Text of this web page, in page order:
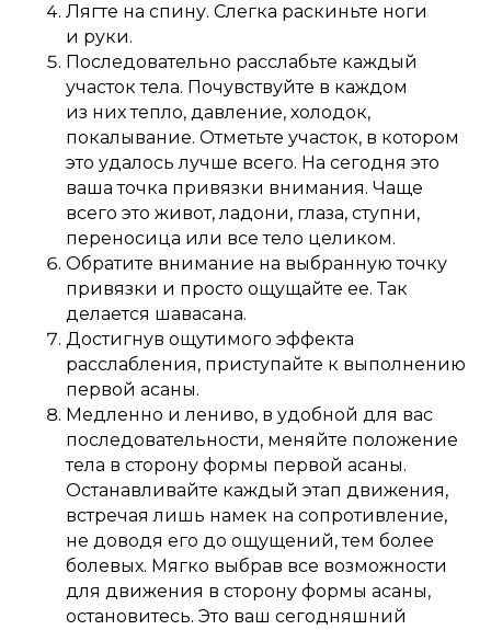
Лягте на спину. Слегка раскиньте ноги
и руки.
Последовательно расслабьте каждый
участок тела. Почувствуйте в каждом
из них тепло, давление, холодок,
покалывание. Отметьте участок, в котором
это удалось лучше всего. На сегодня это
ваша точка привязки внимания. Чаще
всего это живот, ладони, глаза, ступни,
переносица или все тело целиком.
Обратите внимание на выбранную точку
привязки и просто ощущайте ее. Так
делается шавасана.
Достигнув ощутимого эффекта
расслабления, приступайте к выполнению
первой асаны.
Медленно и лениво, в удобной для вас
последовательности, меняйте положение
тела в сторону формы первой асаны.
Останавливайте каждый этап движения,
встречая лишь намек на сопротивление,
не доводя его до ощущений, тем более
болевых. Мягко выбрав все возможности
для движения в сторону формы асаны,
остановитесь. Это ваш сегодняшний